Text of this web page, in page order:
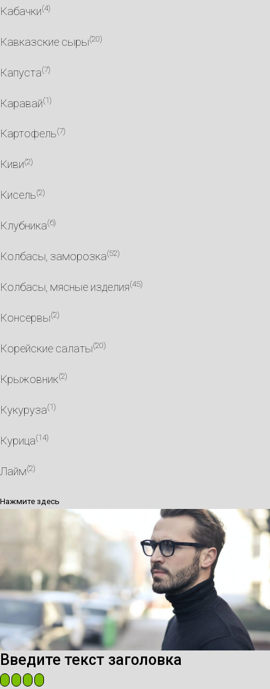
Кабачки(4)
Кавказские сыры(20)
Капуста(7)
Каравай(1)
Картофель(7)
Киви(2)
Кисель(2)
Клубника(6)
Колбасы, заморозка(52)
Колбасы, мясные изделия(45)
Консервы(2)
Корейские салаты(20)
Крыжовник(2)
Кукуруза(1)
Курица(14)
Лайм(2)
Нажмите здесь
Введите текст заголовка